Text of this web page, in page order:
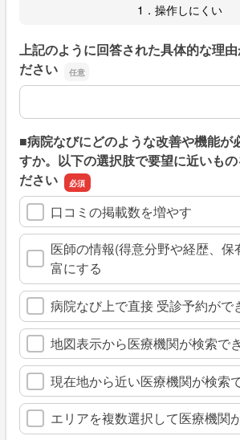
1．操作しにくい
上記のように回答された具体的な理
ださい
上記のように回答された具体的な理
■病院なびにどのような改善や機能が
すか。以下の選択肢で要望に近いも
ださい
口コミの掲載数を増やす
医師の情報(得意分野や経歴、保
富にする
病院なび上で直接 受診予約がで
地図表示から医療機関が検索で
現在地から近い医療機関が検索
エリアを複数選択して医療機関